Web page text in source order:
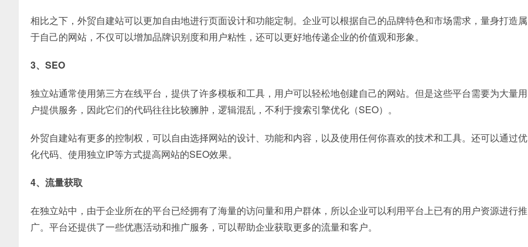
相比之下，外贸自建站可以更加自由地进行页面设计和功能定制。企业可以根据自己的品牌特色和市场需求，量身打造属
于自己的网站，不仅可以增加品牌识别度和用户粘性，还可以更好地传递企业的价值观和形象。
3、SEO
独立站通常使用第三方在线平台，提供了许多模板和工具，用户可以轻松地创建自己的网站。但是这些平台需要为大量用
户提供服务，因此它们的代码往往比较臃肿，逻辑混乱，不利于搜索引擎优化（SEO）。
外贸自建站有更多的控制权，可以自由选择网站的设计、功能和内容，以及使用任何你喜欢的技术和工具。还可以通过优
化代码、使用独立IP等方式提高网站的SEO效果。
4、流量获取
在独立站中，由于企业所在的平台已经拥有了海量的访问量和用户群体，所以企业可以利用平台上已有的用户资源进行推
广。平台还提供了一些优惠活动和推广服务，可以帮助企业获取更多的流量和客户。